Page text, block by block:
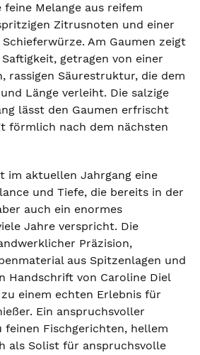
Melange aus reifem
Zitrusnoten und einer
Am Gaumen zeigt
getragen von einer
rassigen Säurestruktur, die dem
Länge verleiht. Die salzige
lässt den Gaumen erfrischt
förmlich nach dem nächsten
im aktuellen Jahrgang eine
und Tiefe, die bereits in der
auch ein enormes
Jahre verspricht. Die
Präzision,
aus Spitzenlagen und
Handschrift von Caroline Diel
einem echten Erlebnis für
Ein anspruchsvoller
feinen Fischgerichten, hellem
als Solist für anspruchsvolle